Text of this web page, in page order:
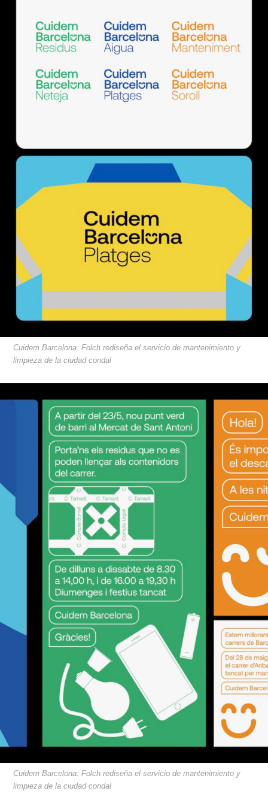
Cuidem Barcelona: Folch rediseña el servicio de mantenimiento y
limpieza de la ciudad condal
Cuidem Barcelona: Folch rediseña el servicio de mantenimiento y
limpieza de la ciudad condal